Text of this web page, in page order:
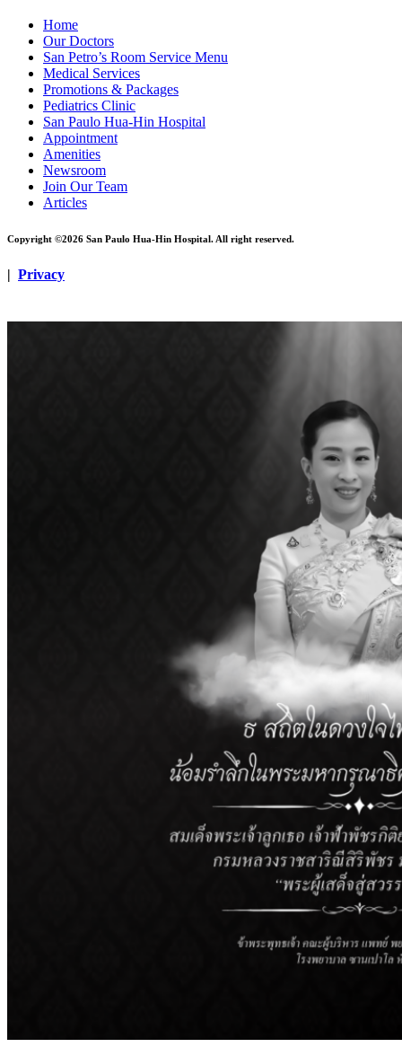
Home
Our Doctors
San Petro’s Room Service Menu
Medical Services
Promotions & Packages
Pediatrics Clinic
San Paulo Hua-Hin Hospital
Appointment
Amenities
Newsroom
Join Our Team
Articles
Copyright ©2026 San Paulo Hua-Hin Hospital. All right reserved.
| Privacy